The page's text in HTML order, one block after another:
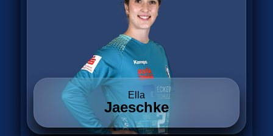
Ella
Jaeschke